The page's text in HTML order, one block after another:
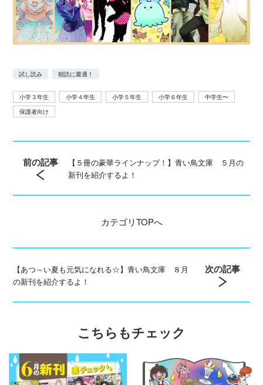
試し読み 朝読に最適！
小学３年生 小学４年生 小学５年生 小学６年生
中学生〜
保護者向け
前の記事
【５冊の豪華ラインナップ！】青い鳥文庫 ５月の
新刊を紹介するよ！
カテゴリTOPへ
【あつ～い夏も元気になれる☆】青い鳥文庫 ８月
の新刊を紹介するよ！
次の記事
こちらもチェック